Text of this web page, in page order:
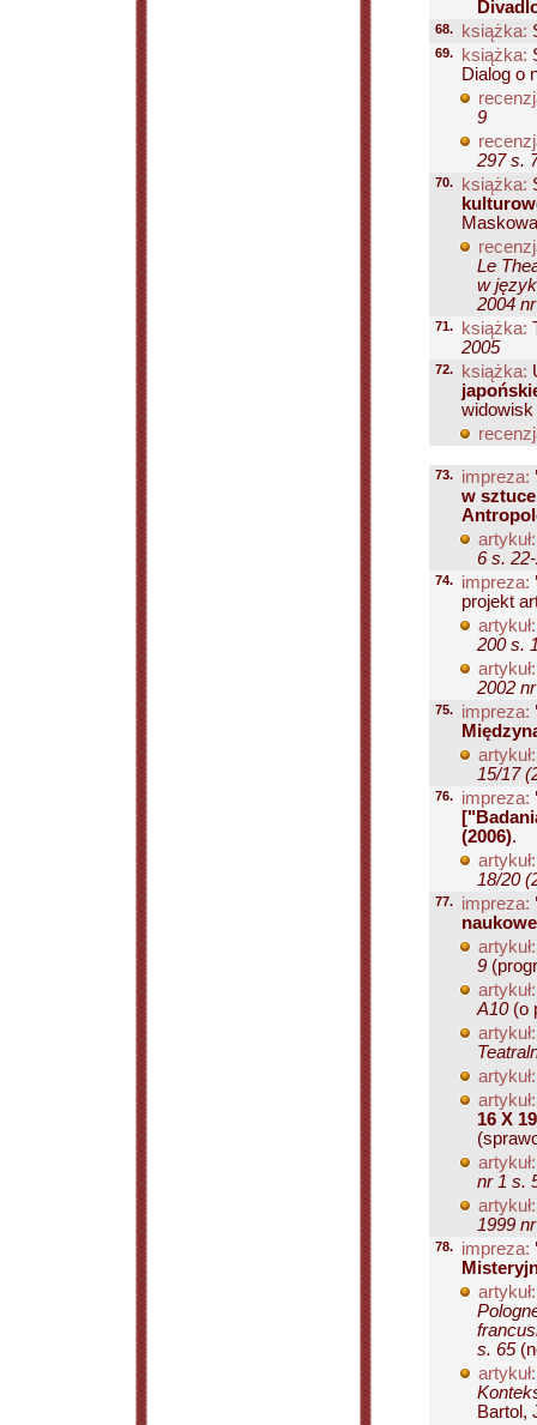
68. książka:
69. książka:
Dialog o
9
297 s.
70. książka:
Le
w
2004
71. książka:
2005
72. książka:
widowisk
73. impreza:
w
artykuł:
6 s.
74. impreza:
projekt
artykuł:
200 s.
artykuł:
2002
75. impreza:
artykuł:
15/17
76. impreza:
(2006).
artykuł:
18/20
77. impreza:
artykuł:
9
artykuł:
A10(o
artykuł:
artykuł:
artykuł:
16 X
artykuł:
nr 1 s.
artykuł:
1999
78. impreza:
artykuł:
s. 65
artykuł:
Bartol,